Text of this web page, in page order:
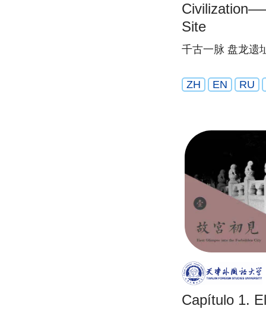
Site
千古一脉 盘龙遗
ZH EN RU
Capítulo 1.